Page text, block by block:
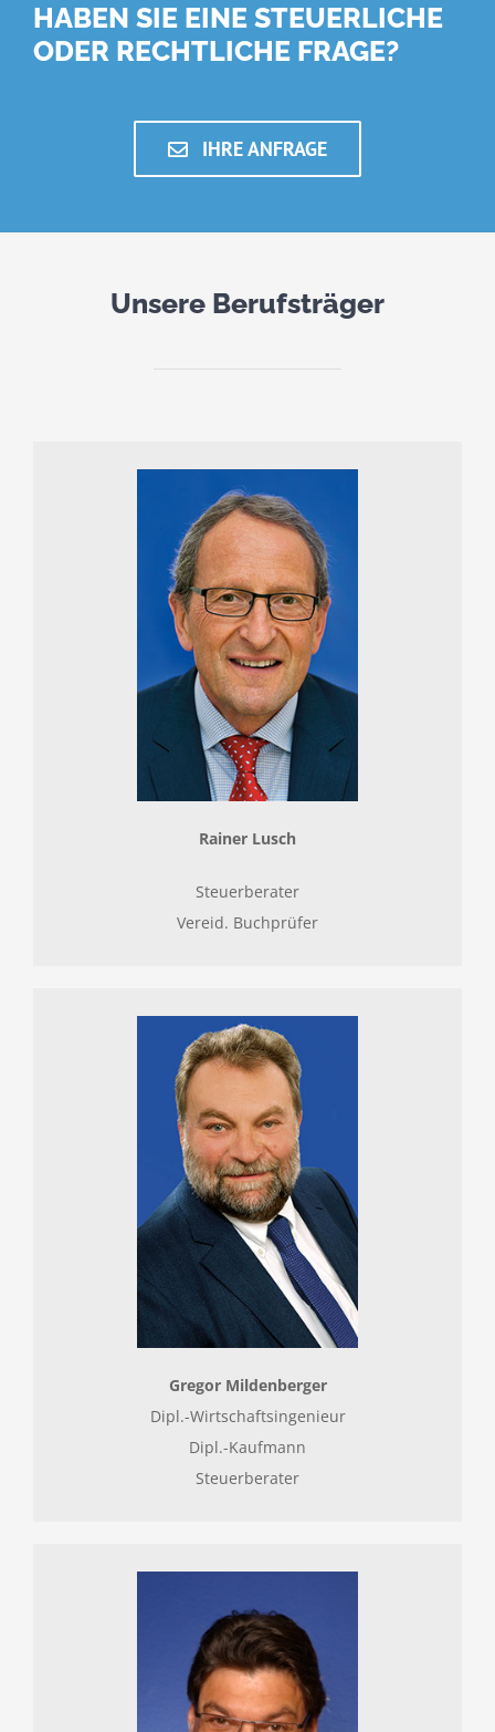
HABEN SIE EINE STEUERLICHE
ODER RECHTLICHE FRAGE?
IHRE ANFRAGE
Unsere Berufsträger
Rainer Lusch
Steuerberater
Vereid. Buchprüfer
Gregor Mildenberger
Dipl.-Wirtschaftsingenieur
Dipl.-Kaufmann
Steuerberater